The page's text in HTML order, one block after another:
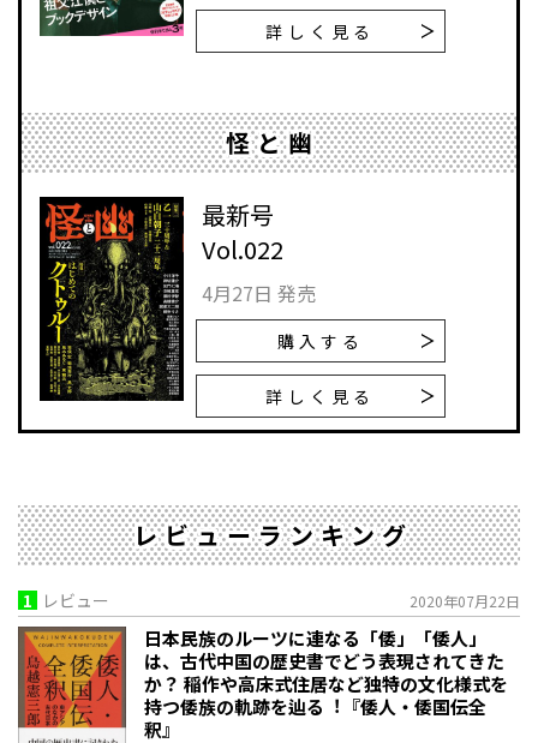
詳しく見る
怪と幽
最新号
Vol.022
4月27日 発売
購入する
詳しく見る
レビューランキング
1 レビュー 2020年07月22日
日本民族のルーツに連なる「倭」「倭人」
は、古代中国の歴史書でどう表現されてきた
か？ 稲作や高床式住居など独特の文化様式を
持つ倭族の軌跡を辿る︕『倭人・倭国伝全
釈』